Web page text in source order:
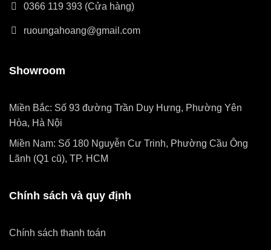
0366 119 393 (Cửa hàng)
ruoungahoang@gmail.com
Showroom
Miền Bắc: Số 93 đường Trần Duy Hưng, Phường Yên
Hòa, Hà Nội
Miền Nam: Số 180 Nguyễn Cư Trinh, Phường Cầu Ông
Lãnh (Q1 cũ), TP. HCM
Chính sách và quy định
Chính sách thanh toán